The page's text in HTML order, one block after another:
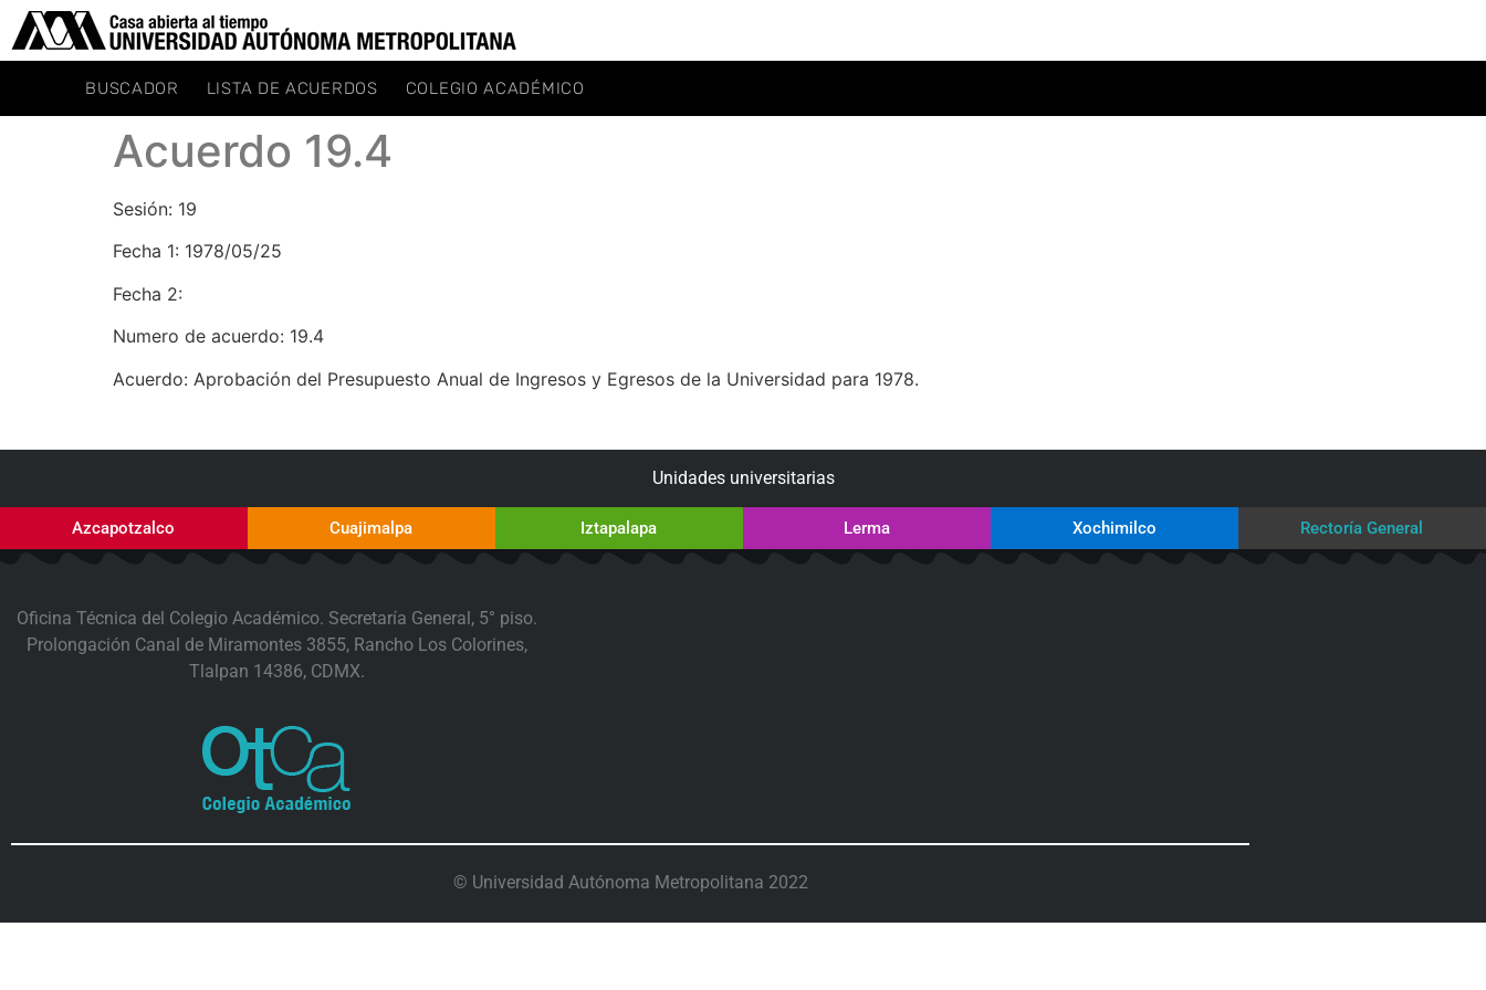
BUSCADOR LISTA DE ACUERDOS COLEGIO ACADÉMICO
Acuerdo 19.4
Sesión: 19
Fecha 1: 1978/05/25
Fecha 2:
Numero de acuerdo: 19.4
Acuerdo: Aprobación del Presupuesto Anual de Ingresos y Egresos de la Universidad para 1978.
Unidades universitarias
Azcapotzalco Cuajimalpa Iztapalapa Lerma Xochimilco Rectoría General
Oficina Técnica del Colegio Académico. Secretaría General, 5° piso.
Prolongación Canal de Miramontes 3855, Rancho Los Colorines,
Tlalpan 14386, CDMX.
© Universidad Autónoma Metropolitana 2022